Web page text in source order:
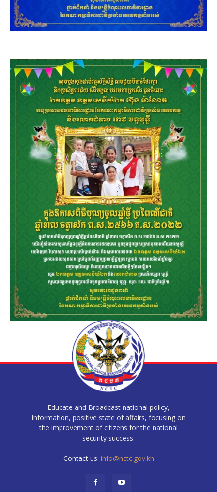
Educate and Broadcast national policy,
Information, positive state of affairs, focusing on
the improvement of citizens for the national
security success.
Contact us: info@nctc.gov.kh